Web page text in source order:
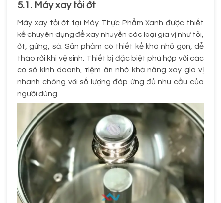
5.1. Máy xay tỏi ớt
Máy xay tỏi ớt tại Máy Thực Phẩm Xanh được thiết
kế chuyên dụng để xay nhuyễn các loại gia vị như tỏi,
ớt, gừng, sả. Sản phẩm có thiết kế khá nhỏ gọn, dễ
tháo rời khi vệ sinh. Thiết bị đặc biệt phù hợp với các
cơ sở kinh doanh, tiệm ăn nhờ khả năng xay gia vị
nhanh chóng với số lượng đáp ứng đủ nhu cầu của
người dùng.